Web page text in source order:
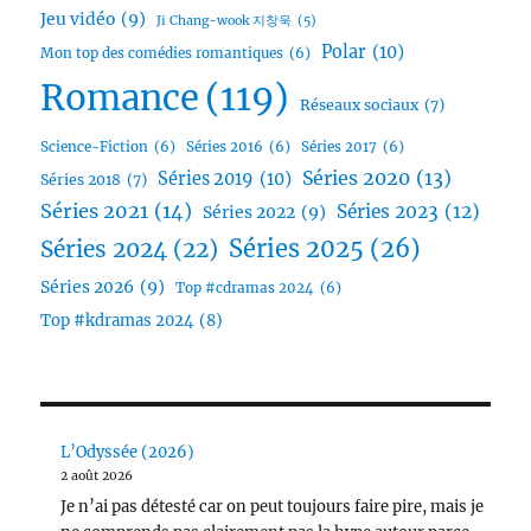
Jeu vidéo (9) Ji Chang-wook 지창욱 (5)
Mon top des comédies romantiques (6) Polar (10)
Romance (119) Réseaux sociaux (7)
Science-Fiction (6) Séries 2016 (6) Séries 2017 (6)
Séries 2018 (7) Séries 2019 (10) Séries 2020 (13)
Séries 2021 (14) Séries 2022 (9) Séries 2023 (12)
Séries 2024 (22) Séries 2025 (26)
Séries 2026 (9) Top #cdramas 2024 (6)
Top #kdramas 2024 (8)
L’Odyssée (2026)
2 août 2026
Je n’ai pas détesté car on peut toujours faire pire, mais je